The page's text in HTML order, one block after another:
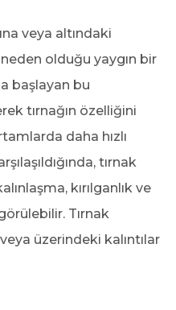
veya altındaki
olduğu yaygın bir
başlayan bu
tırnağın özelliğini
daha hızlı
tırnak
kırılganlık ve
Tırnak
üzerindeki kalıntılar